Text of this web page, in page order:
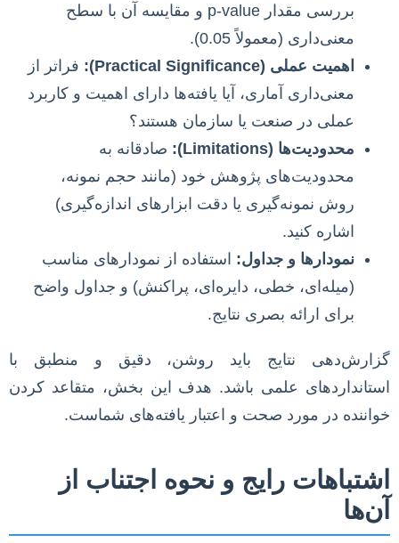
بررسی مقدار p-value و مقایسه آن با سطح
معنی‌داری (معمولاً 0.05).
اهمیت عملی (Practical Significance):
فراتر از
معنی‌داری آماری، آیا یافته‌ها دارای اهمیت و کاربرد
عملی در صنعت یا سازمان هستند؟
محدودیت‌ها (Limitations):
صادقانه به
محدودیت‌های پژوهش خود (مانند حجم نمونه،
روش نمونه‌گیری یا دقت ابزارهای اندازه‌گیری)
اشاره کنید.
نمودارها و جداول: استفاده از نمودارهای مناسب
(میله‌ای، خطی، دایره‌ای، پراکنش) و جداول واضح
برای ارائه بصری نتایج.
گزارش‌دهی نتایج باید روشن، دقیق و منطبق با
استانداردهای علمی باشد. هدف این بخش، متقاعد کردن
خواننده در مورد صحت و اعتبار یافته‌های شماست.
اشتباهات رایج و نحوه اجتناب از
آن‌ها